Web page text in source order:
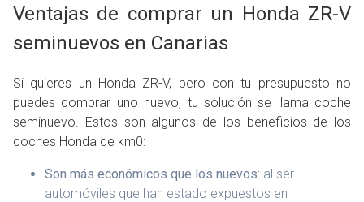
Ventajas de comprar un Honda ZR-V
seminuevos en Canarias
Si quieres un Honda ZR-V, pero con tu presupuesto no
puedes comprar uno nuevo, tu solución se llama coche
seminuevo. Estos son algunos de los beneficios de los
coches Honda de km0:
Son más económicos que los nuevos: al ser
automóviles que han estado expuestos en